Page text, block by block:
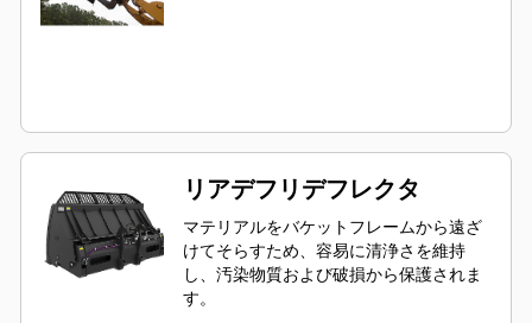
リアデフリデフレクタ
マテリアルをバケットフレームから遠ざ
けてそらすため、容易に清浄さを維持
し、汚染物質および破損から保護されま
す。